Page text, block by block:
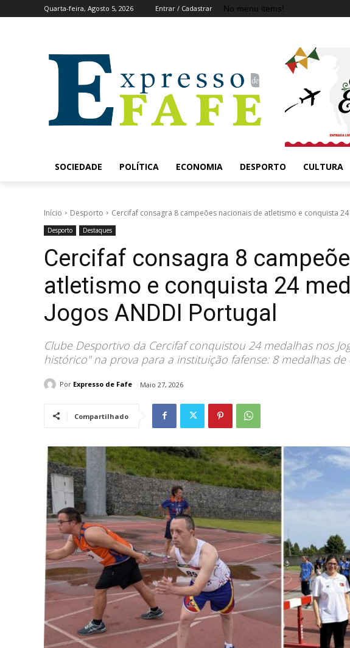
Quarta-feira, Agosto 5, 2026 Entrar / Cadastrar No menu items!
SOCIEDADE POLÍTICA ECONOMIA DESPORTO CULTURA
Início Desporto Cercifaf consagra 8 campeões nacionais de atletismo e conquista
Desporto Destaques
Cercifaf consagra 8
atletismo e conquista 24
Jogos ANDDI Portugal
Clube Desportivo da Cercifaf conquistou 24 medalhas nos
histórico" na prova para a instituição fafense: 8 medalhas
Por Expresso de Fafe Maio 27, 2026
Compartilhado